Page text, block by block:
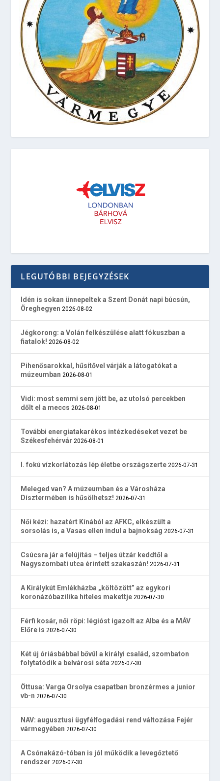
LEGUTÓBBI BEJEGYZÉSEK
Idén is sokan ünnepeltek a Szent Donát napi búcsún,
Öreghegyen 2026-08-02
Jégkorong: a Volán felkészülése alatt fókuszban a
fiatalok! 2026-08-02
Pihenősarokkal, hűsítővel várják a látogatókat a
múzeumban 2026-08-01
Vidi: most semmi sem jött be, az utolsó percekben
dőlt el a meccs 2026-08-01
További energiatakarékos intézkedéseket vezet be
Székesfehérvár 2026-08-01
I. fokú vízkorlátozás lép életbe országszerte 2026-07-31
Meleged van? A múzeumban és a Városháza
Dísztermében is hűsölhetsz! 2026-07-31
Női kézi: hazatért Kínából az AFKC, elkészült a
sorsolás is, a Vasas ellen indul a bajnokság 2026-07-31
Csúcsra jár a felújítás – teljes útzár keddtől a
Nagyszombati utca érintett szakaszán! 2026-07-31
A Királykút Emlékházba „költözött” az egykori
koronázóbazilika hiteles makettje 2026-07-30
Férfi kosár, női röpi: légióst igazolt az Alba és a MÁV
Előre is 2026-07-30
Két új óriásbábbal bővül a királyi család, szombaton
folytatódik a belvárosi séta 2026-07-30
Öttusa: Varga Orsolya csapatban bronzérmes a junior
vb-n 2026-07-30
NAV: augusztusi ügyfélfogadási rend változása Fejér
vármegyében 2026-07-30
A Csónakázó-tóban is jól működik a levegőztető
rendszer 2026-07-30